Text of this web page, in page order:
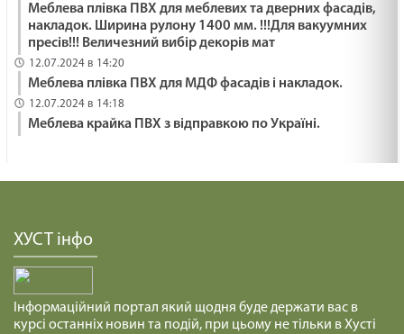
Меблева плівка ПВХ для меблевих та дверних фасадів,
накладок. Ширина рулону 1400 мм. !!!Для вакуумних
пресів!!! Величезний вибір декорів мат
12.07.2024 в 14:20
Меблева плівка ПВХ для МДФ фасадів і накладок.
12.07.2024 в 14:18
Меблева крайка ПВХ з відправкою по Україні.
ХУСТ інфо
Інформаційний портал який щодня буде держати вас в
курсі останніх новин та подій, при цьому не тільки в Хусті